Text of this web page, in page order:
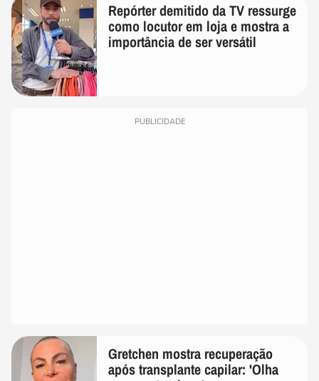
Repórter demitido da TV ressurge
como locutor em loja e mostra a
importância de ser versátil
PUBLICIDADE
Gretchen mostra recuperação
após transplante capilar: 'Olha